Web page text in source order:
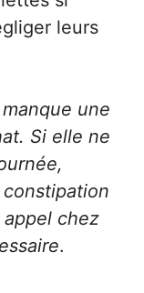
leurs
manque une
Si elle ne
appel chez
.